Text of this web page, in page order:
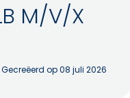
M/V/X
Gecreëerd op 08 juli 2026